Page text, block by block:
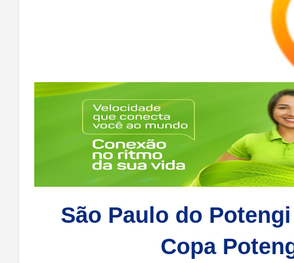
São Paulo do
Copa